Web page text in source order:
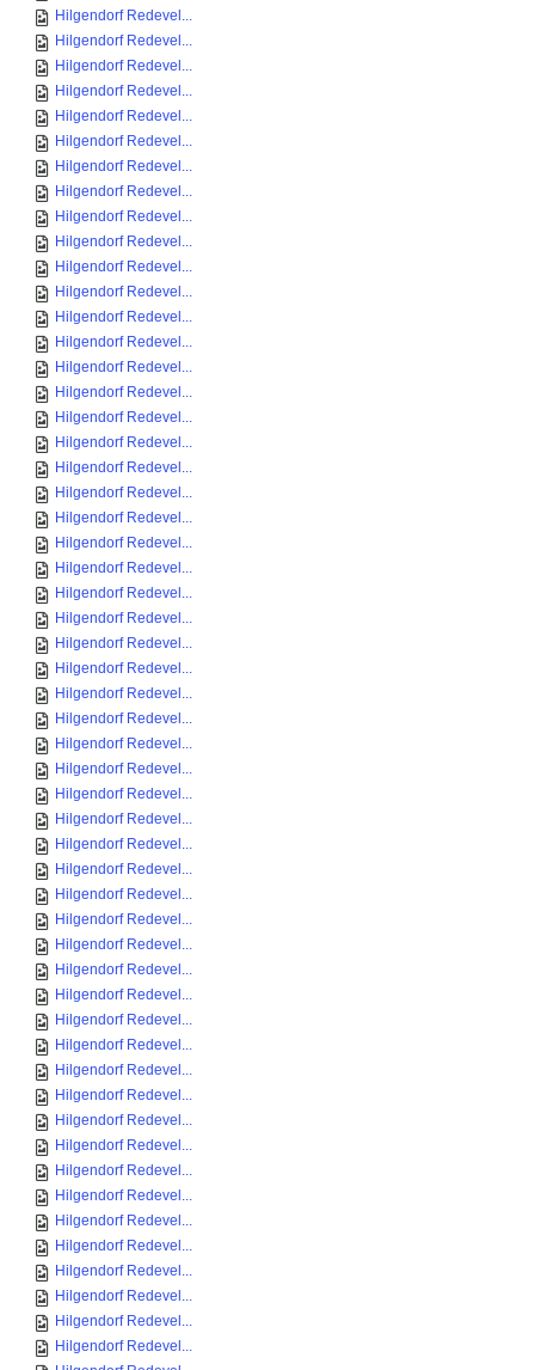
Hilgendorf Redevel...
Hilgendorf Redevel...
Hilgendorf Redevel...
Hilgendorf Redevel...
Hilgendorf Redevel...
Hilgendorf Redevel...
Hilgendorf Redevel...
Hilgendorf Redevel...
Hilgendorf Redevel...
Hilgendorf Redevel...
Hilgendorf Redevel...
Hilgendorf Redevel...
Hilgendorf Redevel...
Hilgendorf Redevel...
Hilgendorf Redevel...
Hilgendorf Redevel...
Hilgendorf Redevel...
Hilgendorf Redevel...
Hilgendorf Redevel...
Hilgendorf Redevel...
Hilgendorf Redevel...
Hilgendorf Redevel...
Hilgendorf Redevel...
Hilgendorf Redevel...
Hilgendorf Redevel...
Hilgendorf Redevel...
Hilgendorf Redevel...
Hilgendorf Redevel...
Hilgendorf Redevel...
Hilgendorf Redevel...
Hilgendorf Redevel...
Hilgendorf Redevel...
Hilgendorf Redevel...
Hilgendorf Redevel...
Hilgendorf Redevel...
Hilgendorf Redevel...
Hilgendorf Redevel...
Hilgendorf Redevel...
Hilgendorf Redevel...
Hilgendorf Redevel...
Hilgendorf Redevel...
Hilgendorf Redevel...
Hilgendorf Redevel...
Hilgendorf Redevel...
Hilgendorf Redevel...
Hilgendorf Redevel...
Hilgendorf Redevel...
Hilgendorf Redevel...
Hilgendorf Redevel...
Hilgendorf Redevel...
Hilgendorf Redevel...
Hilgendorf Redevel...
Hilgendorf Redevel...
Hilgendorf Redevel...